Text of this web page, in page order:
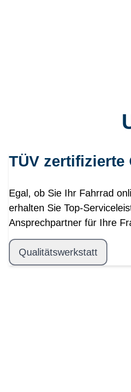
TÜV
Egal, ob Sie Ihr Fahrrad
erhalten Sie Top-
Ansprechpartner für Ihre
Qualitätswerkstatt